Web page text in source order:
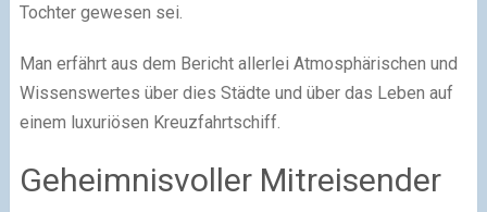
Tochter gewesen sei.
Man erfährt aus dem Bericht allerlei Atmosphärischen und
Wissenswertes über dies Städte und über das Leben auf
einem luxuriösen Kreuzfahrtschiff.
Geheimnisvoller Mitreisender